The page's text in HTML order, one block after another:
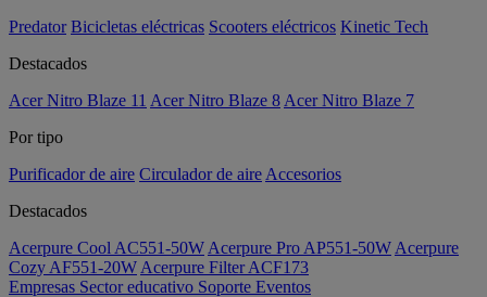
Predator Bicicletas eléctricas Scooters eléctricos Kinetic Tech
Destacados
Acer Nitro Blaze 11 Acer Nitro Blaze 8 Acer Nitro Blaze 7
Por tipo
Purificador de aire Circulador de aire Accesorios
Destacados
Acerpure Cool AC551-50W Acerpure Pro AP551-50W Acerpure
Cozy AF551-20W Acerpure Filter ACF173
Empresas Sector educativo Soporte Eventos